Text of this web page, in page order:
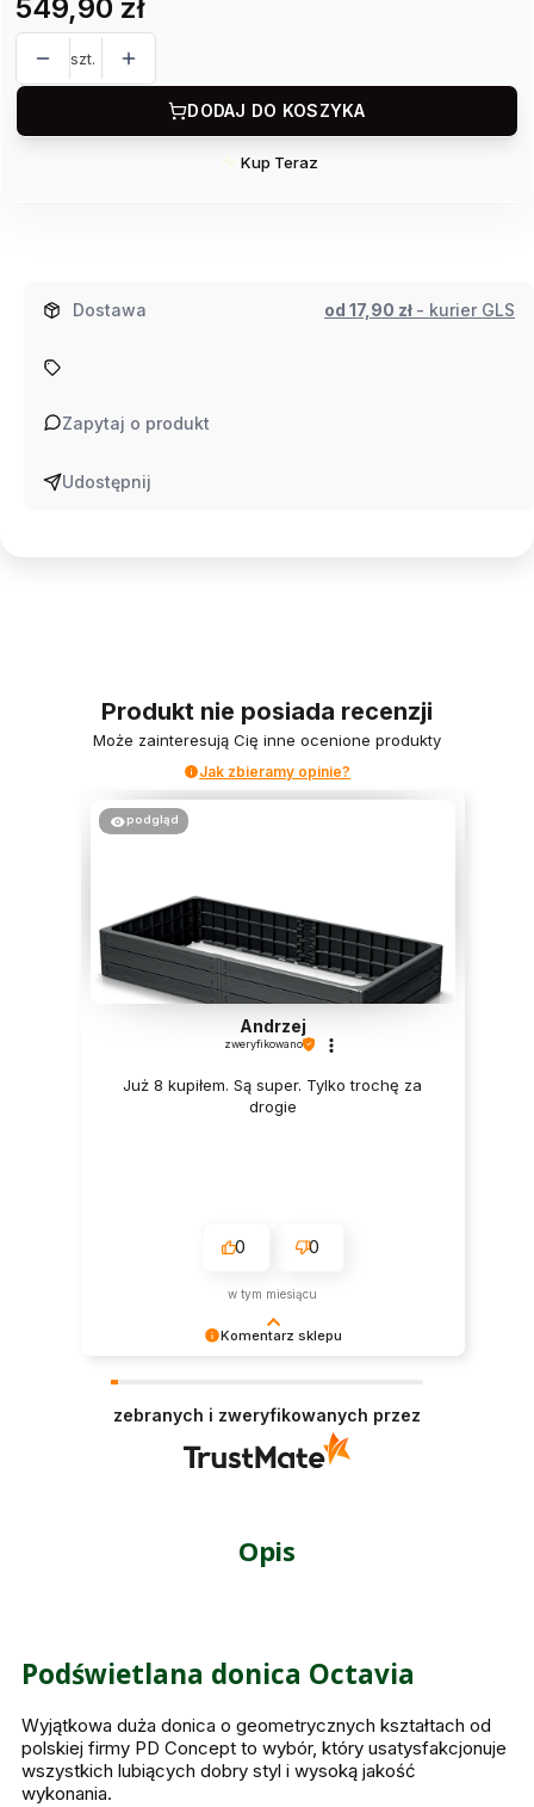
549,90 zł
szt.
DODAJ DO KOSZYKA
Szybki
Kup Teraz
Dostawa od 17,90 zł - kurier GLS
Zapytaj o produkt
Udostępnij
Produkt nie posiada recenzji
Może zainteresują Cię inne ocenione produkty
Jak zbieramy opinie?
Komentarz sklepu
procesu doskonalenia usług.
podgląd
Andrzej
zweryfikowano
Już 8 kupiłem. Są super. Tylko trochę za
drogie
0 0
w tym miesiącu
zebranych i zweryfikowanych przez
Opis
Podświetlana donica Octavia
Wyjątkowa duża donica o geometrycznych kształtach od
polskiej firmy PD Concept to wybór, który usatysfakcjonuje
wszystkich lubiących dobry styl i wysoką jakość
wykonania.